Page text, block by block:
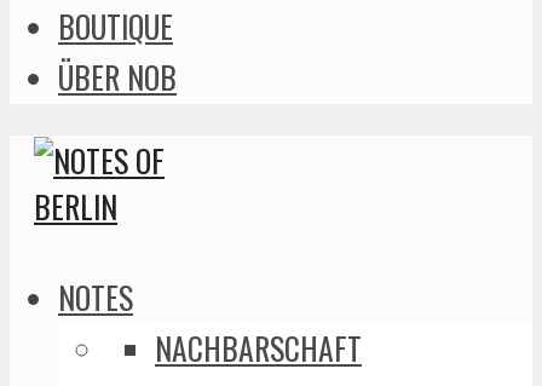
BOUTIQUE
ÜBER NOB
NOTES
NACHBARSCHAFT